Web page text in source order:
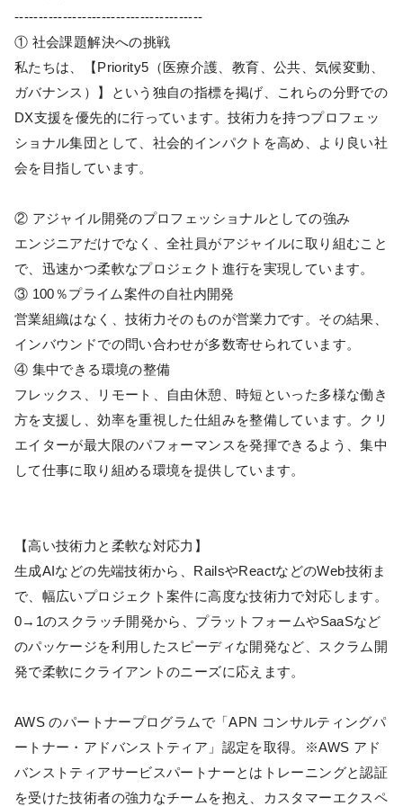
---------------------------------------
① 社会課題解決への挑戦
私たちは、【Priority5（医療介護、教育、公共、気候変動、
ガバナンス）】という独自の指標を掲げ、これらの分野での
DX支援を優先的に行っています。技術力を持つプロフェッ
ショナル集団として、社会的インパクトを高め、より良い社
会を目指しています。
② アジャイル開発のプロフェッショナルとしての強み
エンジニアだけでなく、全社員がアジャイルに取り組むこと
で、迅速かつ柔軟なプロジェクト進行を実現しています。
③ 100％プライム案件の自社内開発
営業組織はなく、技術力そのものが営業力です。その結果、
インバウンドでの問い合わせが多数寄せられています。
④ 集中できる環境の整備
フレックス、リモート、自由休憩、時短といった多様な働き
方を支援し、効率を重視した仕組みを整備しています。クリ
エイターが最大限のパフォーマンスを発揮できるよう、集中
して仕事に取り組める環境を提供しています。
【高い技術力と柔軟な対応力】
生成AIなどの先端技術から、RailsやReactなどのWeb技術ま
で、幅広いプロジェクト案件に高度な技術力で対応します。
0→1のスクラッチ開発から、プラットフォームやSaaSなど
のパッケージを利用したスピーディな開発など、スクラム開
発で柔軟にクライアントのニーズに応えます。
AWS のパートナープログラムで「APN コンサルティングパ
ートナー・アドバンストティア」認定を取得。※AWS アド
バンストティアサービスパートナーとはトレーニングと認証
を受けた技術者の強力なチームを抱え、カスタマーエクスペ